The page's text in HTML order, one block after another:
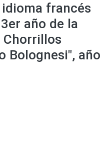
francés
año de la
Chorrillos
Bolognesi", año